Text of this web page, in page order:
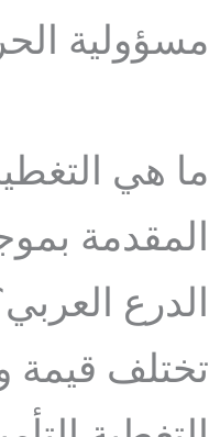
مسؤولية
ما هي
المقدمة
الدرع
تختلف قيمة